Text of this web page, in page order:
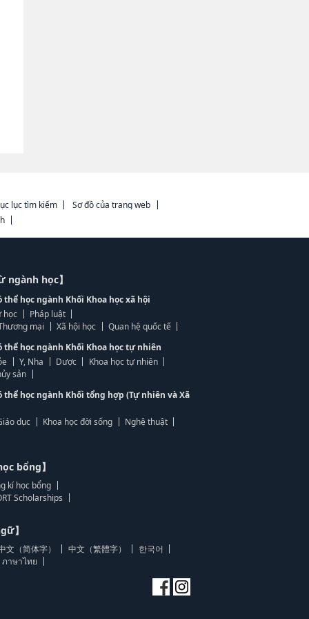
lục tìm kiếm
Sơ đồ của trang web
học】
học ngành Khối Khoa học xã hội
học
Pháp luật
mại
Xã hội học
Quan hệ quốc tế
thể học ngành Khối Khoa học tự nhiên
Y, Nha Dược
Khoa học tự nhiên
sản
thể học ngành Khối tổng hợp (Tự nhiên và Xã
dục Khoa học đời sống Nghệ thuật
bổng】
kí học bổng
Scholarships
】
文（简体字） 中文（繁體字）
한국어
ภาษาไทย